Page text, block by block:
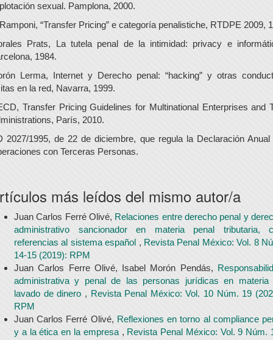
sexual. Pamplona, 2000.
“Transfer Pricing” e categoría penalistiche, RTDPE 2009,
Prats, La tutela penal de la intimidad: privacy e
1984.
Lerma, Internet y Derecho penal: “hacking” y otras
en la red, Navarra, 1999.
Transfer Pricing Guidelines for Multinational Enterprises and
París, 2010.
2027/1995, de 22 de diciembre, que regula la Declaración Anual
con Terceras Personas.
más leídos del mismo autor/a
Juan Carlos Ferré Olivé, Relaciones entre derecho penal y
administrativo sancionador en materia penal tributaria,
referencias al sistema español , Revista Penal México: Vol. 8
14-15 (2019): RPM
Juan Carlos Ferre Olivé, Isabel Morón Pendás,
administrativa y penal de las personas jurídicas en materia
lavado de dinero , Revista Penal México: Vol. 10 Núm. 19
RPM
Juan Carlos Ferré Olivé, Reflexiones en torno al compliance
y a la ética en la empresa , Revista Penal México: Vol. 9 Núm.